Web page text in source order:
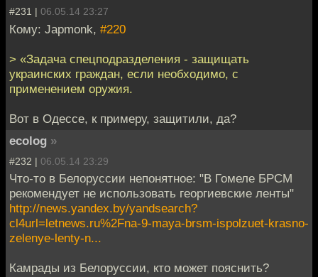
#231 | 06.05.14 23:27
Кому: Japmonk, #220
> «Задача спецподразделения - защищать
украинских граждан, если необходимо, с
применением оружия.
Вот в Одессе, к примеру, защитили, да?
ecolog »
#232 | 06.05.14 23:29
Что-то в Белоруссии непонятное: "В Гомеле БРСМ
рекомендует не использовать георгиевские ленты"
http://news.yandex.by/yandsearch?
cl4url=letnews.ru%2Fna-9-maya-brsm-ispolzuet-krasno-
zelenye-lenty-n...
Камрады из Белоруссии, кто может пояснить?